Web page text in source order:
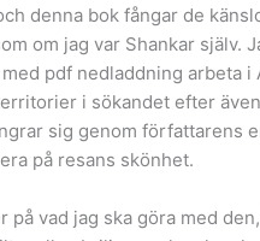
denna bok fångar de
om jag var Shankar själv.
pdf nedladdning arbeta
i sökandet efter
sig genom författarens
på resans skönhet.
på vad jag ska göra med